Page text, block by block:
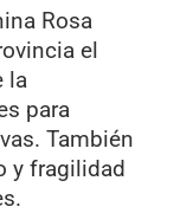
Rosa
el
la
para
También
y fragilidad